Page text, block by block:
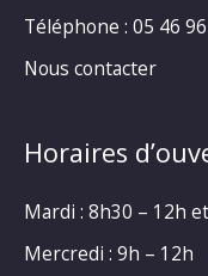
Téléphone : 05 46
Nous contacter
Horaires
Mardi : 8h30 – 12h
Mercredi : 9h – 12h